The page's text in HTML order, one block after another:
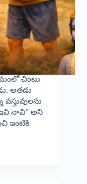
చింటు
అతడు
నావి” అని
ఇంటికి